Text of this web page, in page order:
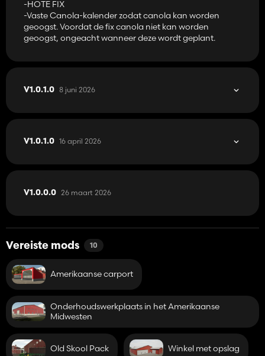
-HOTE FIX
-Vaste Canola-kalender zodat canola kan worden
geoogst. Voordat de fix canola niet kan worden
geoogst, ongeacht wanneer deze wordt geplant.
V1.0.1.0 8 juni 2026
V1.0.1.0 16 april 2026
V1.0.0.0 26 maart 2026
Vereiste mods 10
Amerikaanse carport
Onderhoudswerkplaats in het Amerikaanse
Midwesten
Old Skool Pack Winkel met opslag